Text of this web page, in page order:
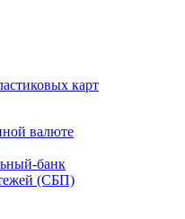
карт
валюте
банк
(СБП)